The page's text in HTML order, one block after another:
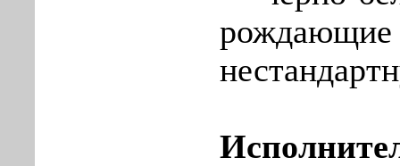
рождающие